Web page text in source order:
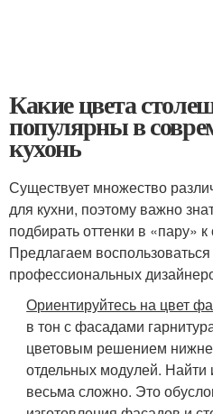
Какие цвета
популярны в
кухонь
Существует множество
для кухни, поэтому важно
подбирать оттенки в «пару»
Предлагаем
профессиональных
Ориентируйтесь на цвет
в тон с фасадами
цветовым решением
отдельных модулей.
весьма сложно. Это